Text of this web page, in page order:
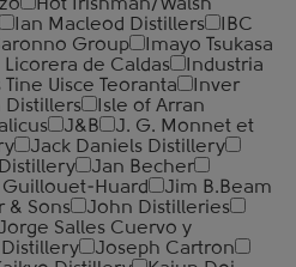
Hot Irishman/Walsh
Ian Macleod Distillers
IBC
Group
Imayo Tsukasa
Licorera de Caldas
Industria
Tine Uisce Teoranta
Inver
Distillers
Isle of Arran
J&B
J. G. Monnet et
Jack Daniels Distillery
Jan Becher
Huard
Jim B.Beam
& Sons
John Distilleries
Salles Cuervo y
Joseph Cartron